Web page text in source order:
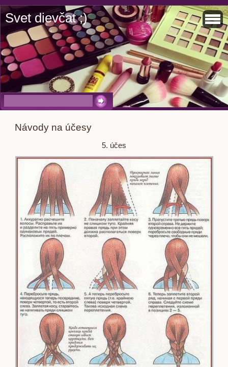
Svet dievčat ;)
Návody na účesy
5. účes